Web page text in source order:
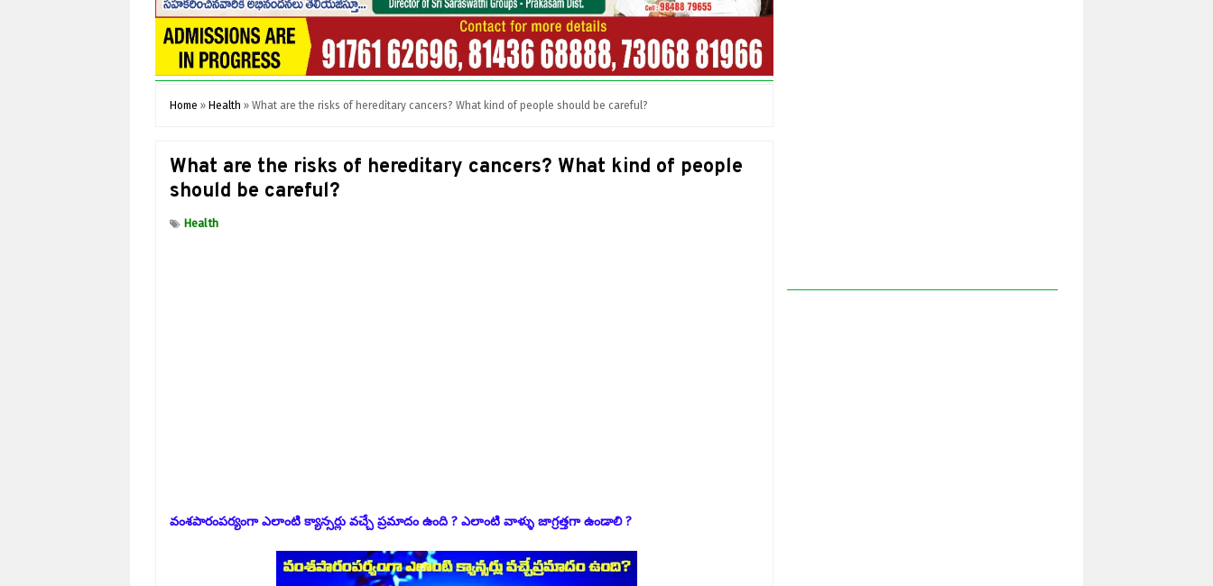
Home » Health » What are the risks of hereditary cancers? What kind of people should be careful?
What are the risks of hereditary cancers? What kind of people
should be careful?
Health
వంశపారంపర్యంగా ఎలాంటి క్యాన్సర్లు వచ్చే ప్రమాదం ఉంది ? ఎలాంటి వాళ్ళు జాగ్రత్తగా ఉండాలి ?